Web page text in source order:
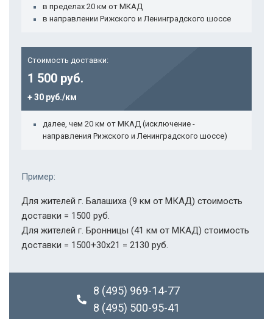
в пределах 20 км от МКАД
в направлении Рижского и Ленинградского шоссе
Стоимость доставки:
1 500 руб.
+ 30 руб./км
далее, чем 20 км от МКАД (исключение -
направления Рижского и Ленинградского шоссе)
Пример:
Для жителей г. Балашиха (9 км от МКАД) стоимость
доставки = 1500 руб.
Для жителей г. Бронницы (41 км от МКАД) стоимость
доставки = 1500+30х21 = 2130 руб.
8 (495) 969-14-77
8 (495) 500-95-41